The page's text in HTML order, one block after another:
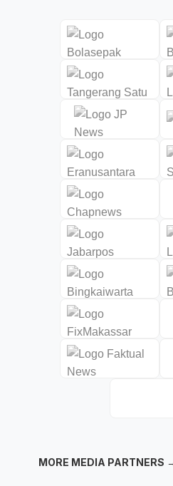
MORE MEDIA PARTNERS